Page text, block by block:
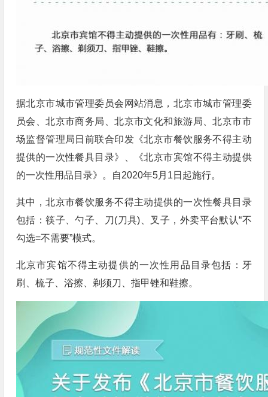
据北京市城市管理委员会网站消息，北京市城市管理委
员会、北京市商务局、北京市文化和旅游局、北京市市
场监督管理局日前联合印发《北京市餐饮服务不得主动
提供的一次性餐具目录》、《北京市宾馆不得主动提供
的一次性用品目录》。自2020年5月1日起施行。
其中，北京市餐饮服务不得主动提供的一次性餐具目录
包括：筷子、勺子、刀(刀具)、叉子，外卖平台默认“不
勾选=不需要”模式。
北京市宾馆不得主动提供的一次性用品目录包括：牙
刷、梳子、浴擦、剃须刀、指甲锉和鞋擦。